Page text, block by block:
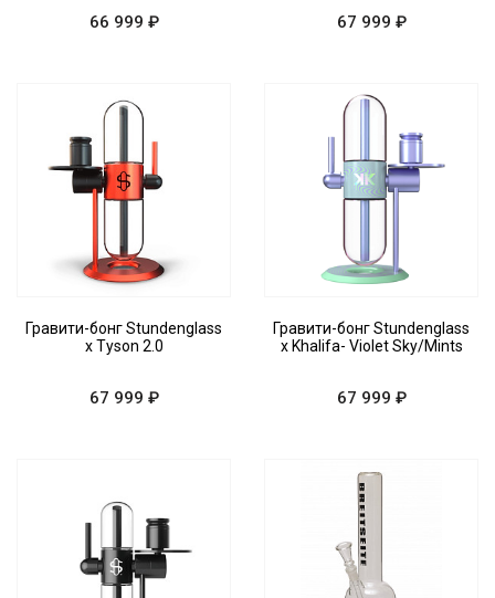
66 999 ₽ 67 999 ₽
Гравити-бонг Stundenglass
x Tyson 2.0
67 999 ₽
Гравити-бонг Stundenglass
x Khalifa- Violet Sky/Mints
67 999 ₽